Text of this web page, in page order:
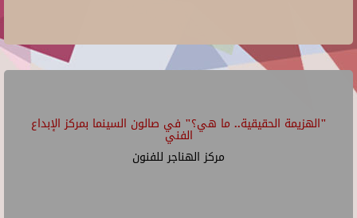
"الهزيمة الحقيقية.. ما هي؟" في صالون السينما بمركز الإبداع
الفني
مركز الهناجر للفنون